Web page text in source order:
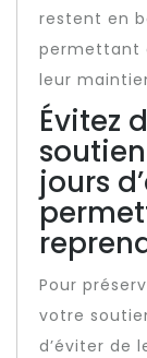
restent en
permettant
leur
Évitez
jours
Pour
votre
d’éviter de